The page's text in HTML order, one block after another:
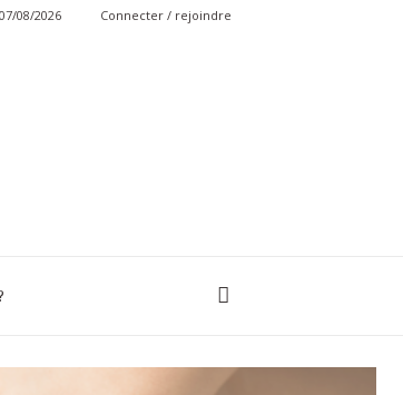
07/08/2026 Connecter / rejoindre